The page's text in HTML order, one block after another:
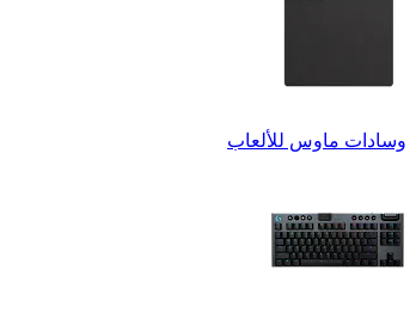
وسادات ماوس للألعاب